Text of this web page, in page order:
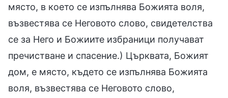
място, в което се изпълнява Божията воля,
възвестява се Неговото слово, свидетелства
се за Него и Божиите избраници получават
пречистване и спасение.) Църквата, Божият
дом, е място, където се изпълнява Божията
воля, възвестява се Неговото слово,